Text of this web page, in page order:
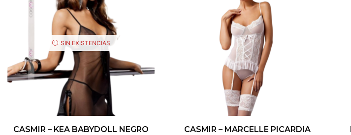
SIN EXISTENCIAS
CASMIR – KEA BABYDOLL NEGRO
CASMIR – MARCELLE PICARDIA